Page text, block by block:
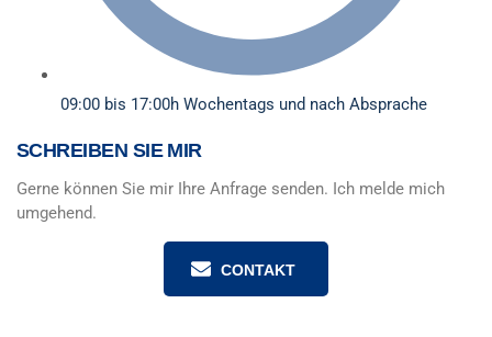
09:00 bis 17:00h Wochentags und nach Absprache
SCHREIBEN SIE MIR
Gerne können Sie mir Ihre Anfrage senden. Ich melde mich
umgehend.
CONTAKT